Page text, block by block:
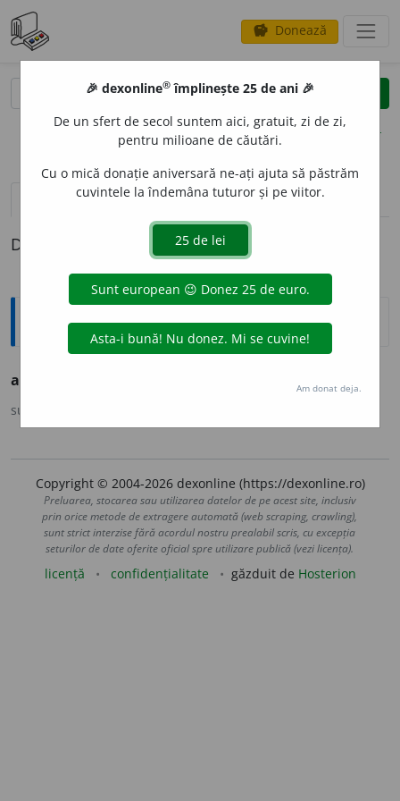
savings Donează
clear
opțiuni
definiții (1) pronunțievolume_up (14)
Definiția cu ID-ul 223786:
Ortografice DOOM
are
sursa:
Copyright © 2004-2026 dexonline (https://dexonline.ro)
Preluarea, stocarea sau utilizarea datelor de pe acest site, inclusiv
prin orice metode de extragere automată (web scraping, crawling),
sunt strict interzise fără acordul nostru prealabil scris, cu excepția
seturilor de date oferite oficial spre utilizare publică (vezi licența).
licență confidențialitate găzduit de Hosterion
🎉 dexonline® împlinește 25 de ani 🎉
De un sfert de secol suntem aici, gratuit, zi de zi,
pentru milioane de căutări.
Cu o mică donație aniversară ne-ați ajuta să păstrăm
cuvintele la îndemâna tuturor și pe viitor.
Am donat deja.